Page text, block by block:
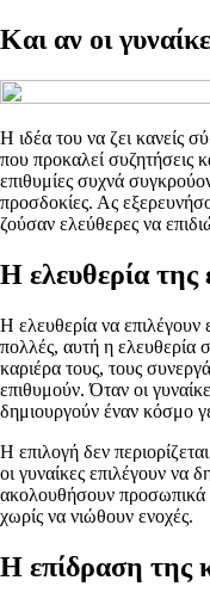
Και αν οι
Η ιδέα του να ζει κανείς
που προκαλεί συζητήσεις
επιθυμίες συχνά
προσδοκίες. Ας
ζούσαν ελεύθερες να
Η ελευθερία της
Η ελευθερία να επιλέγουν
πολλές, αυτή η ελευθερία
καριέρα τους, τους
επιθυμούν. Όταν οι
δημιουργούν έναν κόσμο
Η επιλογή δεν
οι γυναίκες επιλέγουν να
ακολουθήσουν προσωπικά
χωρίς να νιώθουν ενοχές.
Η επίδραση της